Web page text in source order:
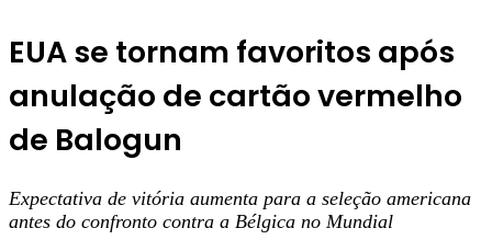
EUA se tornam favoritos após
anulação de cartão vermelho
de Balogun
Expectativa de vitória aumenta para a seleção americana
antes do confronto contra a Bélgica no Mundial